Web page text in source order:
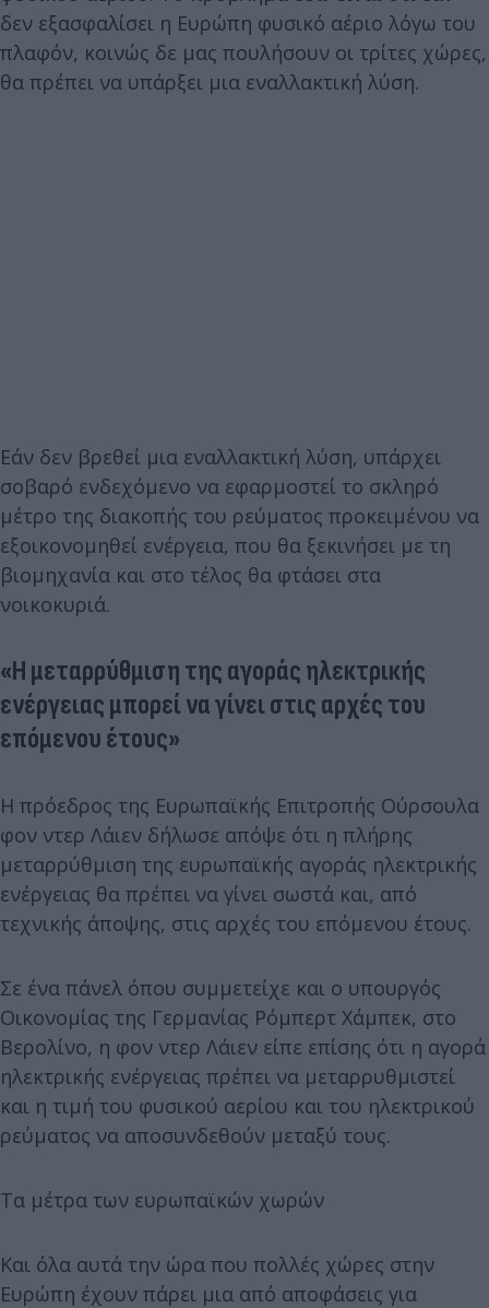
δεν εξασφαλίσει η Ευρώπη φυσικό αέριο λόγω του
πλαφόν, κοινώς δε μας πουλήσουν οι τρίτες χώρες,
θα πρέπει να υπάρξει μια εναλλακτική λύση.
Εάν δεν βρεθεί μια εναλλακτική λύση, υπάρχει
σοβαρό ενδεχόμενο να εφαρμοστεί το σκληρό
μέτρο της διακοπής του ρεύματος προκειμένου να
εξοικονομηθεί ενέργεια, που θα ξεκινήσει με τη
βιομηχανία και στο τέλος θα φτάσει στα
νοικοκυριά.
«Η μεταρρύθμιση της αγοράς ηλεκτρικής
ενέργειας μπορεί να γίνει στις αρχές του
επόμενου έτους»
Η πρόεδρος της Ευρωπαϊκής Επιτροπής Ούρσουλα
φον ντερ Λάιεν δήλωσε απόψε ότι η πλήρης
μεταρρύθμιση της ευρωπαϊκής αγοράς ηλεκτρικής
ενέργειας θα πρέπει να γίνει σωστά και, από
τεχνικής άποψης, στις αρχές του επόμενου έτους.
Σε ένα πάνελ όπου συμμετείχε και ο υπουργός
Οικονομίας της Γερμανίας Ρόμπερτ Χάμπεκ, στο
Βερολίνο, η φον ντερ Λάιεν είπε επίσης ότι η αγορά
ηλεκτρικής ενέργειας πρέπει να μεταρρυθμιστεί
και η τιμή του φυσικού αερίου και του ηλεκτρικού
ρεύματος να αποσυνδεθούν μεταξύ τους.
Τα μέτρα των ευρωπαϊκών χωρών
Και όλα αυτά την ώρα που πολλές χώρες στην
Ευρώπη έχουν πάρει μια από αποφάσεις για